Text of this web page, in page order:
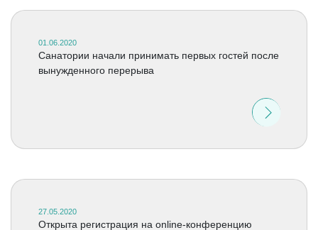
01.06.2020
Санатории начали принимать первых гостей после
вынужденного перерыва
27.05.2020
Открыта регистрация на online-конференцию